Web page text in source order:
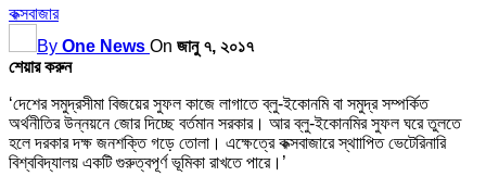
কক্সবাজার
By One News On জানু ৭, ২০১৭
শেয়ার করুন
‘দেশের সমুদ্রসীমা বিজয়ের সুফল কাজে লাগাতে ব্লু-ইকোনমি বা সমুদ্র সম্পর্কিত
অর্থনীতির উন্নয়নে জোর দিচ্ছে বর্তমান সরকার। আর ব্লু-ইকোনমির সুফল ঘরে তুলতে
হলে দরকার দক্ষ জনশক্তি গড়ে তোলা। এক্ষেত্রে কক্সবাজারে স্থাাপিত ভেটেরিনারি
বিশ্ববিদ্যালয় একটি গুরুত্বপূর্ণ ভূমিকা রাখতে পারে।’